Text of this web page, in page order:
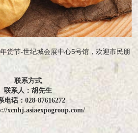
货节-世纪城会展中心5号馆，欢迎市民朋
联系方式
联系人：胡先生
电话：028-87616272
xcnhj.asiaexpogroup.com/